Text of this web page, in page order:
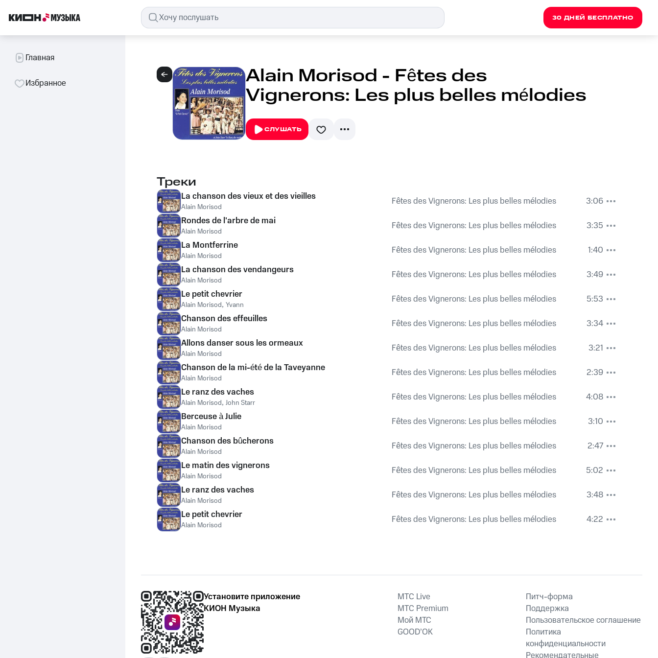
30 ДНЕЙ БЕСПЛАТНО
Главная
Избранное Alain Morisod - Fêtes des
Vignerons: Les plus belles mélodies
СЛУШАТЬ
Треки
La chanson des vieux et des vieilles
Alain Morisod Fêtes des Vignerons: Les plus belles mélodies
3:06
Rondes de l'arbre de mai
Alain Morisod Fêtes des Vignerons: Les plus belles mélodies
3:35
La Montferrine
Alain Morisod Fêtes des Vignerons: Les plus belles mélodies
1:40
La chanson des vendangeurs
Alain Morisod Fêtes des Vignerons: Les plus belles mélodies
3:49
Le petit chevrier
Alain Morisod, Yvann Fêtes des Vignerons: Les plus belles mélodies
5:53
Chanson des effeuilles
Alain Morisod Fêtes des Vignerons: Les plus belles mélodies
3:34
Allons danser sous les ormeaux
Alain Morisod Fêtes des Vignerons: Les plus belles mélodies
3:21
Chanson de la mi-été de la Taveyanne
Alain Morisod Fêtes des Vignerons: Les plus belles mélodies
2:39
Le ranz des vaches
Alain Morisod, John Starr Fêtes des Vignerons: Les plus belles mélodies
4:08
Berceuse à Julie
Alain Morisod Fêtes des Vignerons: Les plus belles mélodies
3:10
Chanson des bûcherons
Alain Morisod Fêtes des Vignerons: Les plus belles mélodies
2:47
Le matin des vignerons
Alain Morisod Fêtes des Vignerons: Les plus belles mélodies
5:02
Le ranz des vaches
Alain Morisod Fêtes des Vignerons: Les plus belles mélodies
3:48
Le petit chevrier
Alain Morisod Fêtes des Vignerons: Les plus belles mélodies 4:22
Установите приложение
КИОН Музыка
MTС Live
MTС Premium
Мой МТС
GOOD’OK
Питч-форма
Поддержка
Пользовательское соглашение
Политика
конфиденциальности
Рекомендательные